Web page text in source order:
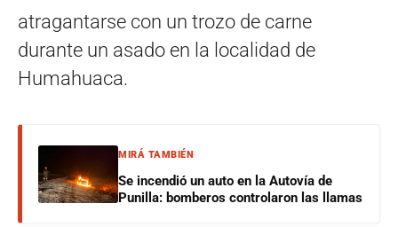
atragantarse con un trozo de carne
durante un asado en la localidad de
Humahuaca.
MIRÁ TAMBIÉN
Se incendió un auto en la Autovía de
Punilla: bomberos controlaron las llamas